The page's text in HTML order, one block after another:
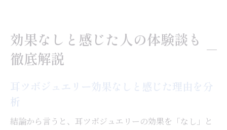
いつ剥がす？耳ツボジュエリーの使い方とコツ
耳ツボジュエリーはいつ剥がすのがベス
耳ツボジュエリーの使い方と長持ちさせる
口コミで学ぶ耳ツボジュエリーの剥がし時
効果なしと感じた人の体験談も
徹底解説
耳ツボジュエリー効果なしと感じた理由を分
析
結論から言うと、耳ツボジュエリーの効果を「なし」と